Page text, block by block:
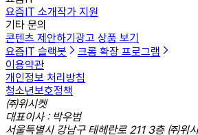
요즘IT 소개작가 지원
기타 문의
콘텐츠 제안하기광고 상품 보기
요즘IT 슬랙봇
크롬 확장 프로그램
이용약관
개인정보 처리방침
청소년보호정책
㈜위시켓
대표이사 : 박우범
서울특별시 강남구 테헤란로 211 3층 ㈜위